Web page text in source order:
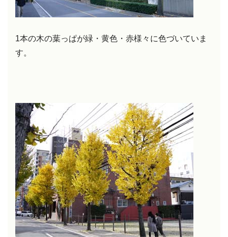
1本の木の葉っぱが緑・黄色・赤様々に色づいていま
す。